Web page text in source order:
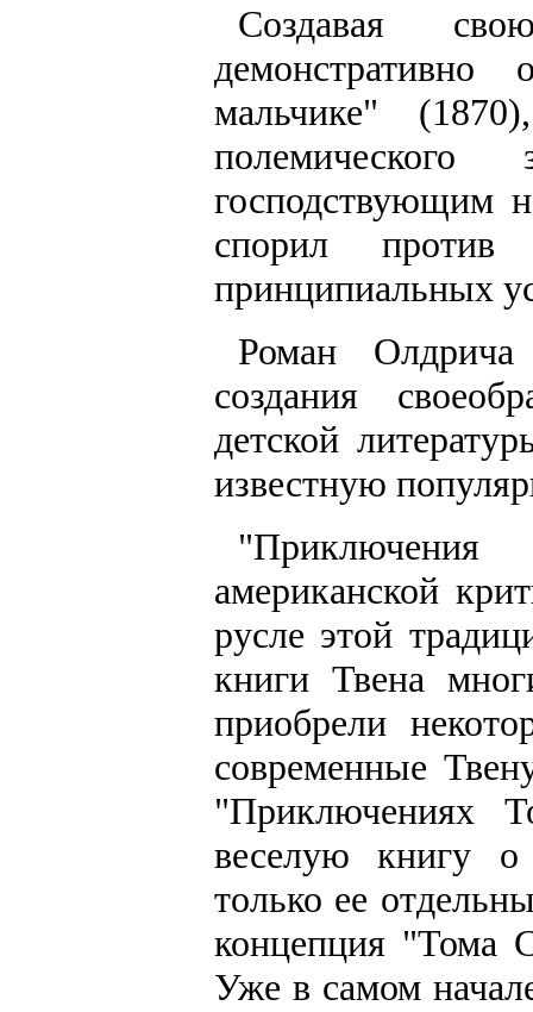
Создавая
демонстративно
мальчике"
господствующим
спорил
принципиальных
Роман
создания
детской
известную
"Приключения
американской
русле этой
книги Твена
приобрели
современные
"Приключениях
веселую книгу о
только ее
концепция "Тома
Уже в самом